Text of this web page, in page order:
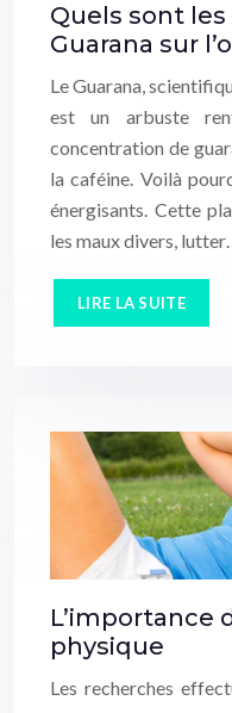
Quels sont
Guarana sur
Le Guarana,
est un arbuste
concentration de
la caféine. Voilà
énergisants. Cette
les maux divers,
LIRE LA SUITE
L’importance
physique
Les recherches